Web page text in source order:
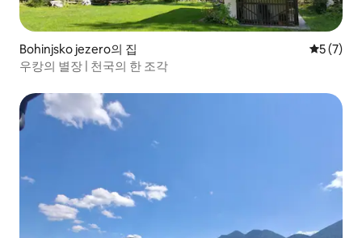
Bohinjsko jezero의 집 평점 5점
5 (7)
우캉의 별장 | 천국의 한 조각